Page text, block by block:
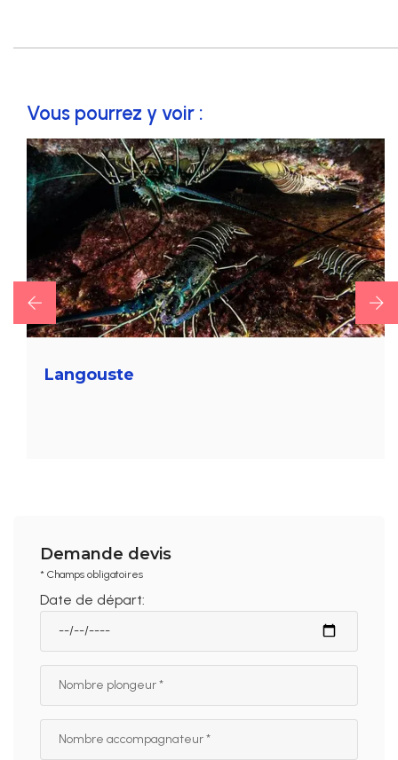
Vous pourrez y voir :
Oursins
Demande devis
* Champs obligatoires
Date de départ: